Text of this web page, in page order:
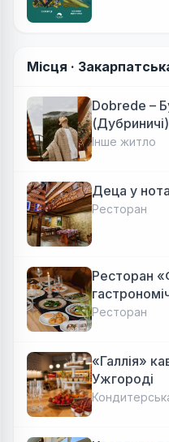
Місця ·
Dobrede –
(Дубриничі)
Інше житло
Деца у
Ресторан
Ресторан
Авторська
Ресторан
«Галлія»
Ужгороді